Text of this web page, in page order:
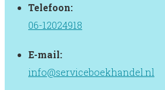
Telefoon:
06-12024918
E-mail:
info@serviceboekhandel.nl